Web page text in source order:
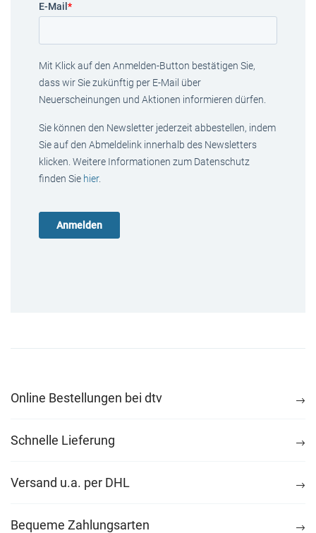
E-Mail *
Mit Klick auf den Anmelden-Button bestätigen Sie,
dass wir Sie zukünftig per E-Mail über
Neuerscheinungen und Aktionen informieren dürfen.
Sie können den Newsletter jederzeit abbestellen, indem
Sie auf den Abmeldelink innerhalb des Newsletters
klicken. Weitere Informationen zum Datenschutz
finden Sie hier.
Online Bestellungen bei dtv
Schnelle Lieferung
Versand u.a. per DHL
Bequeme Zahlungsarten